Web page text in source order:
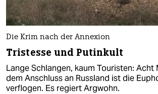
Die Krim nach der Annexion
Tristesse und Putinkult
Lange Schlangen, kaum Touristen: Acht
dem Anschluss an Russland ist die
verflogen. Es regiert Argwohn.